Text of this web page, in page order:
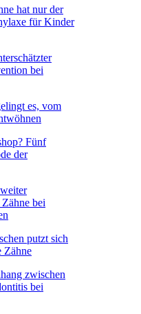
hat nur der
für Kinder
bei
es, vom
Fünf
der
bei
putzt sich
Zähne
zwischen
bei